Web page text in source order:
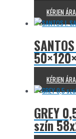
KÉRJEN
KÉRJEN
GREY
szín